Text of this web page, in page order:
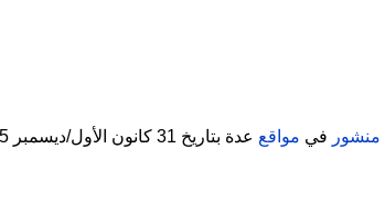
إخفاء منشور في مواقع